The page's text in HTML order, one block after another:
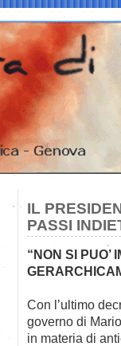
IL
PASSI
“NON SI PUO’
Con l’ultimo
governo di
in materia di